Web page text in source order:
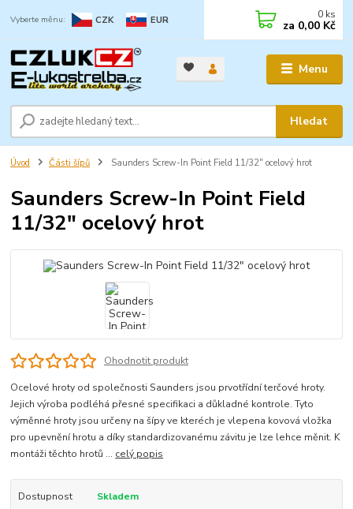
Menu
CZK EUR
Hledat
0 ks
za 0,00 Kč
Úvod Části šípů Saunders Screw-In Point Field 11/32" ocelový hrot
Saunders Screw-In Point Field
11/32" ocelový hrot
Ohodnotit produkt
Ocelové hroty od společnosti Saunders jsou prvotřídní terčové hroty.
Jejich výroba podléhá přesné specifikaci a důkladné kontrole. Tyto
výměnné hroty jsou určeny na šípy ve kteréch je vlepena kovová vložka
pro upevnění hrotu a díky standardizovanému závitu je lze lehce měnit. K
montáži těchto hrotů ... celý popis
Dostupnost
Skladem